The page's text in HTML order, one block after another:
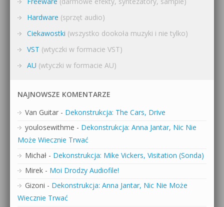
Hardware (sprzęt audio)
Ciekawostki (wszystko dookoła muzyki i nie tylko)
VST (wtyczki w formacie VST)
AU (wtyczki w formacie AU)
NAJNOWSZE KOMENTARZE
Van Guitar - Dekonstrukcja: The Cars, Drive
youlosewithme - Dekonstrukcja: Anna Jantar, Nic Nie
Może Wiecznie Trwać
Michał - Dekonstrukcja: Mike Vickers, Visitation (Sonda)
Mirek - Moi Drodzy Audiofile!
Gizoni - Dekonstrukcja: Anna Jantar, Nic Nie Może
Wiecznie Trwać